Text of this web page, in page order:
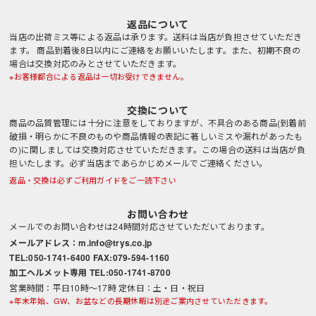
返品について
当店の出荷ミス等による返品は承ります。送料は当店が負担させていただき
ます。 商品到着後8日以内にご連絡をお願いいたします。また、初期不良の
場合は交換対応のみとさせていただきます。
※お客様都合による返品は一切お受けできません。
交換について
商品の品質管理には十分に注意をしておりますが、不具合のある商品(到着前
破損・明らかに不良のものや商品情報の表記に著しいミスや漏れがあったも
の)に関しましては交換対応させていただきます。この場合の送料は当店が負
担いたします。必ず当店まであらかじめメールでご連絡ください。
返品・交換は必ずご利用ガイドをご一読下さい
お問い合わせ
メールでのお問い合わせは24時間対応させていただいております。
メールアドレス：m.info@trys.co.jp
TEL:050-1741-6400 FAX:079-594-1160
加工ヘルメット専用 TEL:050-1741-8700
営業時間：平日10時～17時 定休日：土・日・祝日
※年末年始、GW、お盆などの長期休暇は別途ご案内させていただきます。